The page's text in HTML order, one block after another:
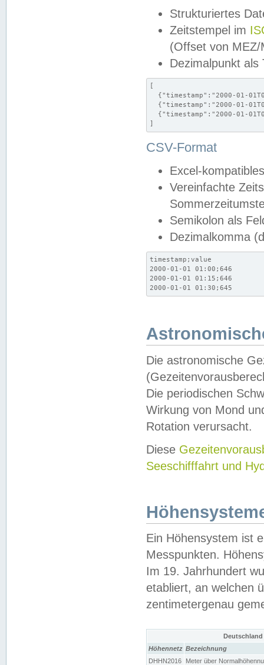
Strukturiertes
Zeitstempel im
(Offset von MEZ/
Dezimalpunkt als
[
{"timestamp":"2000-01-
{"timestamp":"2000-01-
{"timestamp":"2000-01-
]
CSV-Format
Excel-
Vereinfachte
Semikolon als
Dezimalkomma
timestamp;value
2000-01-01 01:00;646
2000-01-01 01:15;646
2000-01-01 01:30;645
Die astronomische
Die periodischen
Wirkung von Mond
Rotation verursacht.
Diese
Seeschifffahrt und
Ein Höhensystem ist
Messpunkten.
Im 19. Jahrhundert
etabliert, an welchen
zentimetergenau
Höhennetz Bezeichnung
DHHN2016
Meter über